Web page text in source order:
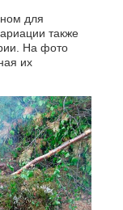
для
также
На фото
их